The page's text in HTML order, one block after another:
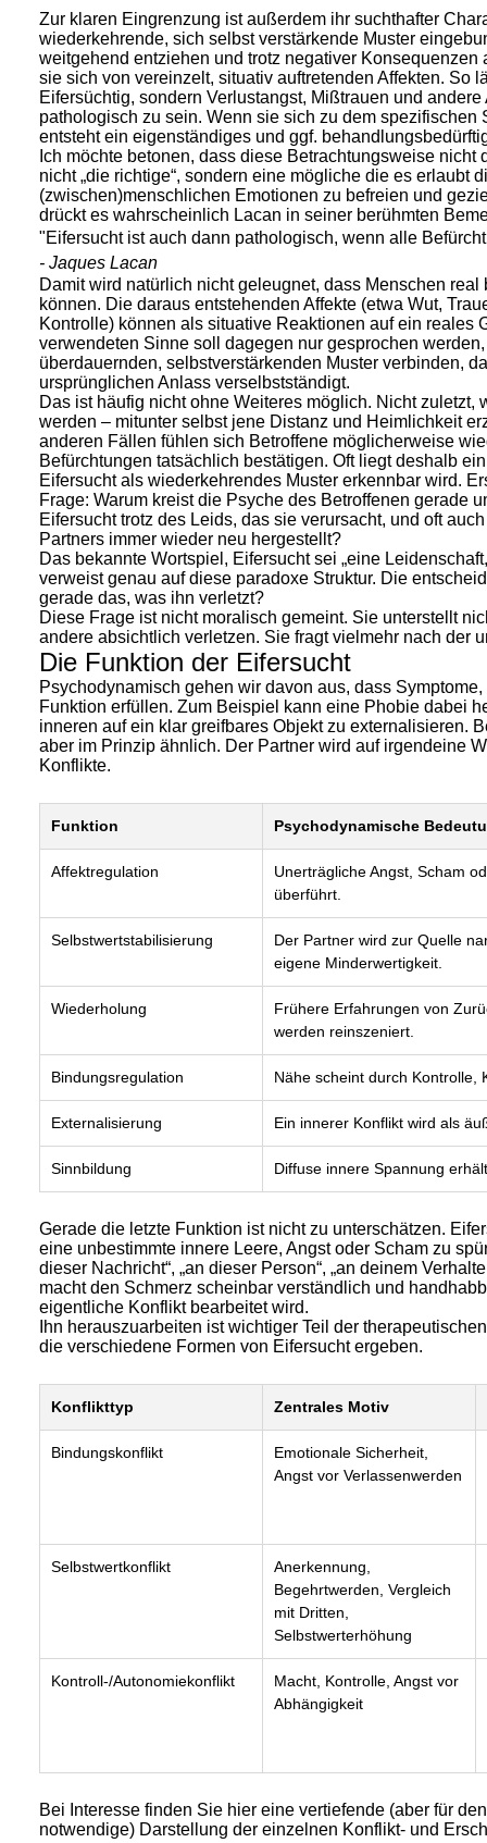
Zur klaren Eingrenzung ist außerdem ihr suchthafter
wiederkehrende, sich selbst verstärkende Muster
weitgehend entziehen und trotz negativer
sie sich von vereinzelt, situativ auftretenden Affekten. So
Eifersüchtig, sondern Verlustangst, Mißtrauen und
pathologisch zu sein. Wenn sie sich zu dem
entsteht ein eigenständiges und ggf.
Ich möchte betonen, dass diese Betrachtungsweise
nicht „die richtige“, sondern eine mögliche die es erlaubt
(zwischen)menschlichen Emotionen zu befreien und
drückt es wahrscheinlich Lacan in seiner berühmten
"Eifersucht ist auch dann pathologisch, wenn alle
- Jaques Lacan
Damit wird natürlich nicht geleugnet, dass Menschen
können. Die daraus entstehenden Affekte (etwa Wut,
Kontrolle) können als situative Reaktionen auf ein reales
verwendeten Sinne soll dagegen nur gesprochen
überdauernden, selbstverstärkenden Muster verbinden,
ursprünglichen Anlass verselbstständigt.
Das ist häufig nicht ohne Weiteres möglich. Nicht
werden – mitunter selbst jene Distanz und Heimlichkeit
anderen Fällen fühlen sich Betroffene möglicherweise
Befürchtungen tatsächlich bestätigen. Oft liegt deshalb
Eifersucht als wiederkehrendes Muster erkennbar wird.
Frage: Warum kreist die Psyche des Betroffenen gerade
Eifersucht trotz des Leids, das sie verursacht, und oft
Partners immer wieder neu hergestellt?
Das bekannte Wortspiel, Eifersucht sei „eine
verweist genau auf diese paradoxe Struktur. Die
gerade das, was ihn verletzt?
Diese Frage ist nicht moralisch gemeint. Sie unterstellt
andere absichtlich verletzen. Sie fragt vielmehr nach der
Die Funktion der Eifersucht
Psychodynamisch gehen wir davon aus, dass
Funktion erfüllen. Zum Beispiel kann eine Phobie dabei
inneren auf ein klar greifbares Objekt zu externalisieren.
aber im Prinzip ähnlich. Der Partner wird auf irgendeine
Konflikte.
Funktion Psychodynamische
Affektregulation
Unerträgliche Angst, Scham
überführt.
Selbstwertstabilisierung
Der Partner wird zur Quelle
eigene Minderwertigkeit.
Wiederholung
Frühere Erfahrungen von
werden reinszeniert.
Bindungsregulation Nähe scheint durch Kontrolle,
Externalisierung Ein innerer Konflikt wird als
Sinnbildung Diffuse innere Spannung
Gerade die letzte Funktion ist nicht zu unterschätzen.
eine unbestimmte innere Leere, Angst oder Scham zu
dieser Nachricht“, „an dieser Person“, „an deinem
macht den Schmerz scheinbar verständlich und
eigentliche Konflikt bearbeitet wird.
Ihn herauszuarbeiten ist wichtiger Teil der
die verschiedene Formen von Eifersucht ergeben.
Konflikttyp Zentrales Motiv
Bindungskonflikt
Emotionale Sicherheit,
Angst vor Verlassenwerden
Selbstwertkonflikt
Anerkennung,
Begehrtwerden, Vergleich
mit Dritten,
Selbstwerterhöhung
Kontroll-/Autonomiekonflikt
Macht, Kontrolle, Angst vor
Abhängigkeit
Bei Interesse finden Sie hier eine vertiefende (aber für
notwendige) Darstellung der einzelnen Konflikt- und